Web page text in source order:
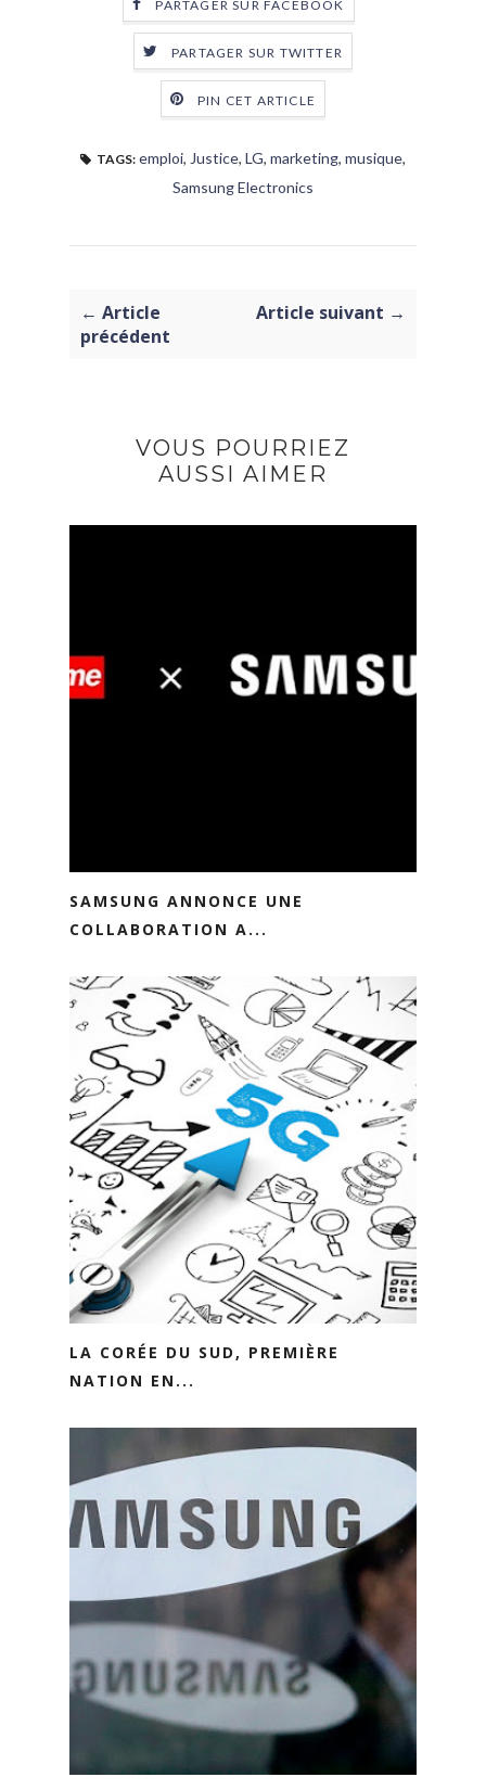
PARTAGER SUR FACEBOOK
PARTAGER SUR TWITTER
PIN CET ARTICLE
TAGS: emploi, Justice, LG, marketing, musique,
Samsung Electronics
← Article
précédent
Article suivant →
VOUS POURRIEZ
AUSSI AIMER
SAMSUNG ANNONCE UNE
COLLABORATION A...
LA CORÉE DU SUD, PREMIÈRE
NATION EN...